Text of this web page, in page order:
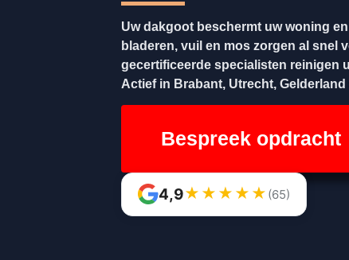
Uw dakgoot beschermt uw woning
bladeren, vuil en mos zorgen al snel
gecertificeerde specialisten reinigen
Actief in Brabant, Utrecht,
Bespreek opdracht
4,9★ ★ ★ ★ ★ (65)